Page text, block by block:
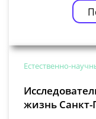
Естественно-
жизнь Санкт-